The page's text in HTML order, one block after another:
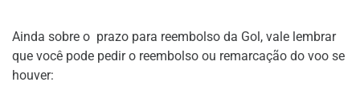
Ainda sobre o prazo para reembolso da Gol, vale lembrar
que você pode pedir o reembolso ou remarcação do voo se
houver: